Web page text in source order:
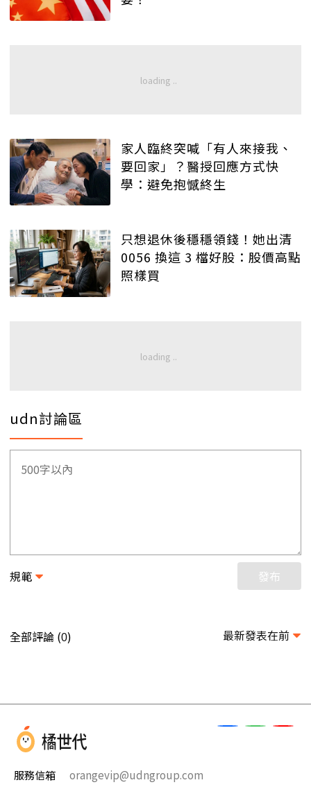
家人臨終突喊「有人來接我、
要回家」？醫授回應方式快
學：避免抱憾終生
只想退休後穩穩領錢！她出清
0056 換這 3 檔好股：股價高點
照樣買
udn討論區
規範 發布
全部評論 (0) 最新發表在前
服務信箱 orangevip@udngroup.com